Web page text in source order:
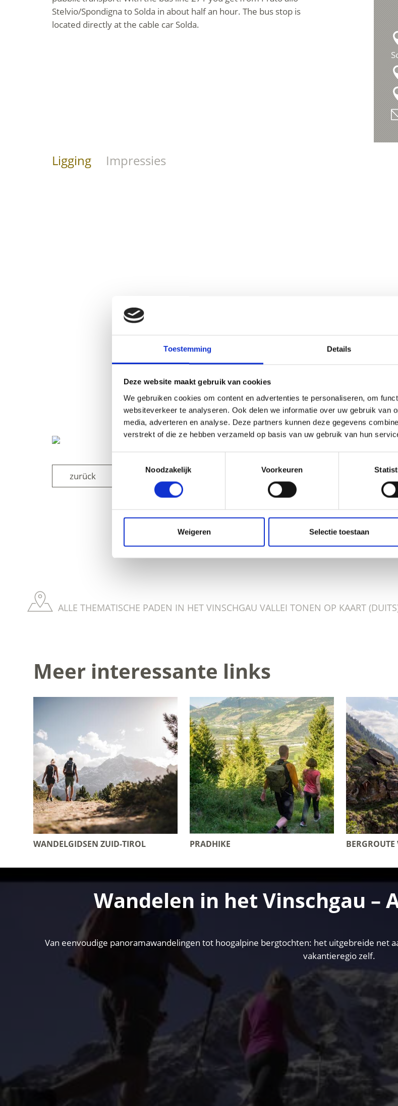
Toestemming Details
Deze website maakt gebruik van cookies
We gebruiken cookies om content en advertenties te personaliseren, om
websiteverkeer te analyseren. Ook delen we informatie over uw gebruik van
media, adverteren en analyse. Deze partners kunnen deze gegevens
verstrekt of die ze hebben verzameld op basis van uw gebruik van hun
Noodzakelijk
Voorkeuren
Weigeren Selectie toestaan
Stelvio/Spondigna to Solda in about half an hour. The bus stop is
located directly at the cable car Solda.
Ligging Impressies
zurück
WAS DE INHOUD NUTTIG VOOR U?
ALLE THEMATISCHE PADEN IN HET VINSCHGAU VALLEI TONEN OP KAART
Meer interessante links
WANDELGIDSEN ZUID-TIROL PRADHIKE
Wandelen in het Vinschgau –
Van eenvoudige panoramawandelingen tot hoogalpine bergtochten: het uitgebreide net
vakantieregio zelf.